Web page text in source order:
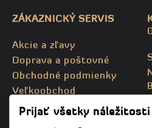
ZÁKAZNICKÝ SERVIS
Akcie a zľavy
Doprava a poštovné
Obchodné podmienky
Veľkoobchod
Kontaktujte nás
Mapa stránky
Prijať všetky náležitosti